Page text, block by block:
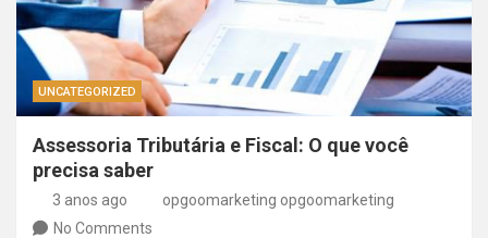
UNCATEGORIZED
Assessoria Tributária e Fiscal: O que você
precisa saber
3 anos ago
opgoomarketing opgoomarketing
No Comments